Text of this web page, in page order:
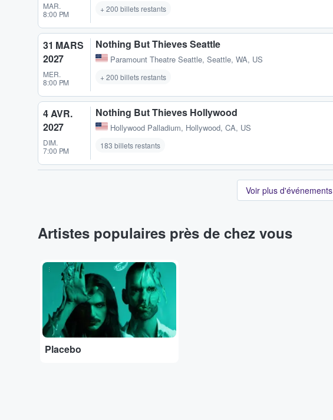
MAR.
8:00 PM
+ 200 billets restants
31 MARS
2027
MER.
8:00 PM
Nothing But Thieves Seattle
Paramount Theatre Seattle, Seattle, WA, US
+ 200 billets restants
4 AVR.
2027
DIM.
7:00 PM
Nothing But Thieves Hollywood
Hollywood Palladium, Hollywood, CA, US
183 billets restants
Voir plus d'événements
Artistes populaires près de chez vous
...
Placebo